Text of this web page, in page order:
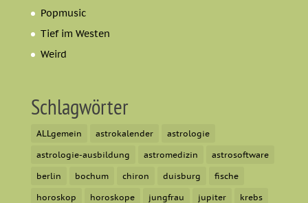
Popmusic
Tief im Westen
Weird
Schlagwörter
ALLgemein astrokalender astrologie
astrologie-ausbildung astromedizin astrosoftware
berlin bochum chiron duisburg fische
horoskop horoskope jungfrau jupiter krebs